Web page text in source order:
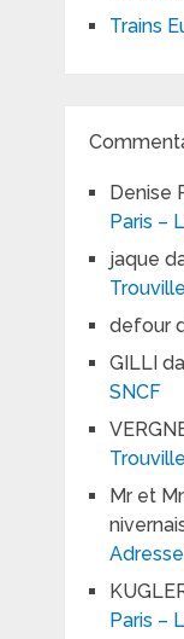
Trains
Denise
Paris –
jaque
defour
GILLI
SNCF
Mr et
Paris –